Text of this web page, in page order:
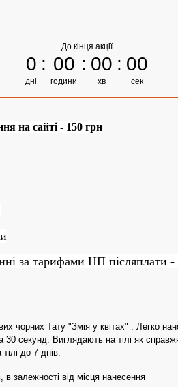
До кінця акції
0
дні
00
години
00
хв
00
сек
на сайті - 150 грн
за тарифами НП післяплати -
чорних Тату "Змія у квітах" . Легко
30 секунд. Виглядають на тілі як
до 7 днів.
в залежності від місця нанесення